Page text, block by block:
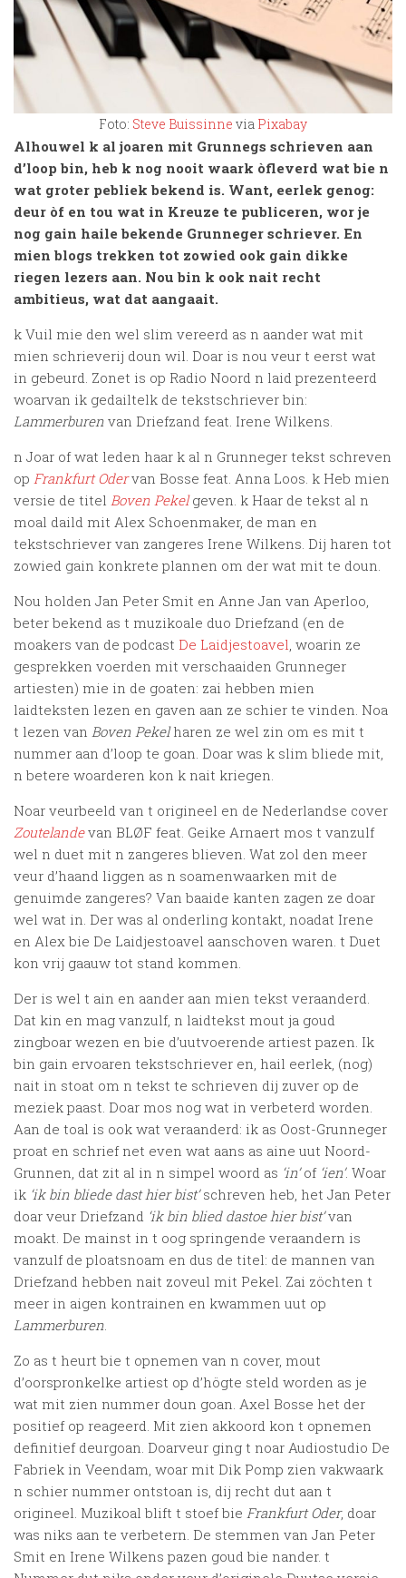
Foto: Steve Buissinne via Pixabay
Alhouwel k al joaren mit Grunnegs schrieven aan
d’loop bin, heb k nog nooit waark òfleverd wat bie n
wat groter pebliek bekend is. Want, eerlek genog:
deur òf en tou wat in Kreuze te publiceren, wor je
nog gain haile bekende Grunneger schriever. En
mien blogs trekken tot zowied ook gain dikke
riegen lezers aan. Nou bin k ook nait recht
ambitieus, wat dat aangaait.
k Vuil mie den wel slim vereerd as n aander wat mit
mien schrieverij doun wil. Doar is nou veur t eerst wat
in gebeurd. Zonet is op Radio Noord n laid prezenteerd
woarvan ik gedailtelk de tekstschriever bin:
Lammerburen van Driefzand feat. Irene Wilkens.
n Joar of wat leden haar k al n Grunneger tekst schreven
op Frankfurt Odervan Bosse feat. Anna Loos. k Heb mien
versie de titel Boven Pekelgeven. k Haar de tekst al n
moal daild mit Alex Schoenmaker, de man en
tekstschriever van zangeres Irene Wilkens. Dij haren tot
zowied gain konkrete plannen om der wat mit te doun.
Nou holden Jan Peter Smit en Anne Jan van Aperloo,
beter bekend as t muzikoale duo Driefzand (en de
moakers van de podcast De Laidjestoavel, woarin ze
gesprekken voerden mit verschaaiden Grunneger
artiesten) mie in de goaten: zai hebben mien
laidteksten lezen en gaven aan ze schier te vinden. Noa
t lezen van Boven Pekelharen ze wel zin om es mit t
nummer aan d’loop te goan. Doar was k slim bliede mit,
n betere woarderen kon k nait kriegen.
Noar veurbeeld van t origineel en de Nederlandse cover
Zoutelandevan BLØF feat. Geike Arnaert mos t vanzulf
wel n duet mit n zangeres blieven. Wat zol den meer
veur d’haand liggen as n soamenwaarken mit de
genuimde zangeres? Van baaide kanten zagen ze doar
wel wat in. Der was al onderling kontakt, noadat Irene
en Alex bie De Laidjestoavel aanschoven waren. t Duet
kon vrij gaauw tot stand kommen.
Der is wel t ain en aander aan mien tekst veraanderd.
Dat kin en mag vanzulf, n laidtekst mout ja goud
zingboar wezen en bie d’uutvoerende artiest pazen. Ik
bin gain ervoaren tekstschriever en, hail eerlek, (nog)
nait in stoat om n tekst te schrieven dij zuver op de
meziek paast. Doar mos nog wat in verbeterd worden.
Aan de toal is ook wat veraanderd: ik as Oost-Grunneger
proat en schrief net even wat aans as aine uut Noord-
Grunnen, dat zit al in n simpel woord as ‘in’of ‘ien’. Woar
ik ‘ik bin bliede dast hier bist’schreven heb, het Jan Peter
doar veur Driefzand ‘ik bin blied dastoe hier bist’van
moakt. De mainst in t oog springende veraandern is
vanzulf de ploatsnoam en dus de titel: de mannen van
Driefzand hebben nait zoveul mit Pekel. Zai zöchten t
meer in aigen kontrainen en kwammen uut op
Lammerburen.
Zo as t heurt bie t opnemen van n cover, mout
d’oorspronkelke artiest op d’högte steld worden as je
wat mit zien nummer doun goan. Axel Bosse het der
positief op reageerd. Mit zien akkoord kon t opnemen
definitief deurgoan. Doarveur ging t noar Audiostudio De
Fabriek in Veendam, woar mit Dik Pomp zien vakwaark
n schier nummer ontstoan is, dij recht dut aan t
origineel. Muzikoal blift t stoef bie Frankfurt Oder, doar
was niks aan te verbetern. De stemmen van Jan Peter
Smit en Irene Wilkens pazen goud bie nander. t